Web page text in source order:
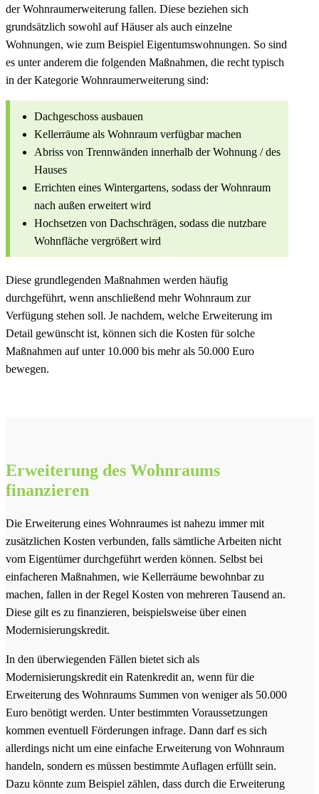
der Wohnraumerweiterung fallen. Diese beziehen sich
grundsätzlich sowohl auf Häuser als auch einzelne
Wohnungen, wie zum Beispiel Eigentumswohnungen. So sind
es unter anderem die folgenden Maßnahmen, die recht typisch
in der Kategorie Wohnraumerweiterung sind:
Dachgeschoss ausbauen
Kellerräume als Wohnraum verfügbar machen
Abriss von Trennwänden innerhalb der Wohnung / des
Hauses
Errichten eines Wintergartens, sodass der Wohnraum
nach außen erweitert wird
Hochsetzen von Dachschrägen, sodass die nutzbare
Wohnfläche vergrößert wird
Diese grundlegenden Maßnahmen werden häufig
durchgeführt, wenn anschließend mehr Wohnraum zur
Verfügung stehen soll. Je nachdem, welche Erweiterung im
Detail gewünscht ist, können sich die Kosten für solche
Maßnahmen auf unter 10.000 bis mehr als 50.000 Euro
bewegen.
Erweiterung des Wohnraums
finanzieren
Die Erweiterung eines Wohnraumes ist nahezu immer mit
zusätzlichen Kosten verbunden, falls sämtliche Arbeiten nicht
vom Eigentümer durchgeführt werden können. Selbst bei
einfacheren Maßnahmen, wie Kellerräume bewohnbar zu
machen, fallen in der Regel Kosten von mehreren Tausend an.
Diese gilt es zu finanzieren, beispielsweise über einen
Modernisierungskredit.
In den überwiegenden Fällen bietet sich als
Modernisierungskredit ein Ratenkredit an, wenn für die
Erweiterung des Wohnraums Summen von weniger als 50.000
Euro benötigt werden. Unter bestimmten Voraussetzungen
kommen eventuell Förderungen infrage. Dann darf es sich
allerdings nicht um eine einfache Erweiterung von Wohnraum
handeln, sondern es müssen bestimmte Auflagen erfüllt sein.
Dazu könnte zum Beispiel zählen, dass durch die Erweiterung